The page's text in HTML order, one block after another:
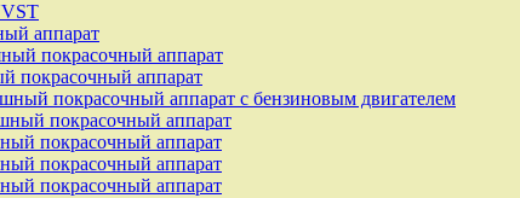
аппарат
покрасочный аппарат
покрасочный аппарат
покрасочный аппарат с бензиновым двигателем
покрасочный аппарат
покрасочный аппарат
покрасочный аппарат
покрасочный аппарат